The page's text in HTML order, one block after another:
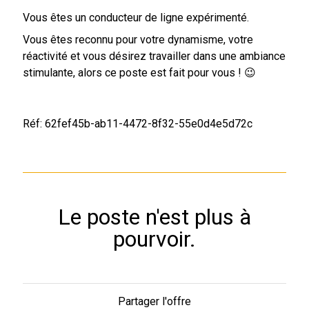
Vous êtes un conducteur de ligne expérimenté.
Vous êtes reconnu pour votre dynamisme, votre
réactivité et vous désirez travailler dans une ambiance
stimulante, alors ce poste est fait pour vous ! 😉
Réf: 62fef45b-ab11-4472-8f32-55e0d4e5d72c
Le poste n'est plus à
pourvoir.
Partager l'offre